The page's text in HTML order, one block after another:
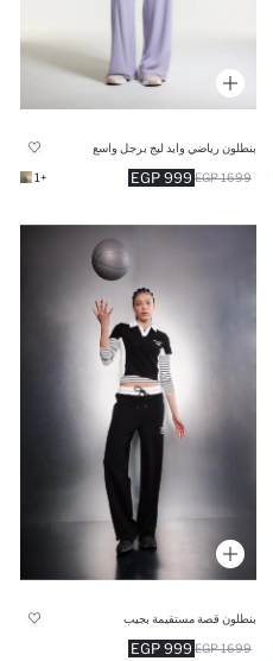
بنطلون رياضي وايد ليج برجل واسع
999 EGP 1699 EGP
+1
بنطلون قصة مستقيمة بجيب
999 EGP 1699 EGP